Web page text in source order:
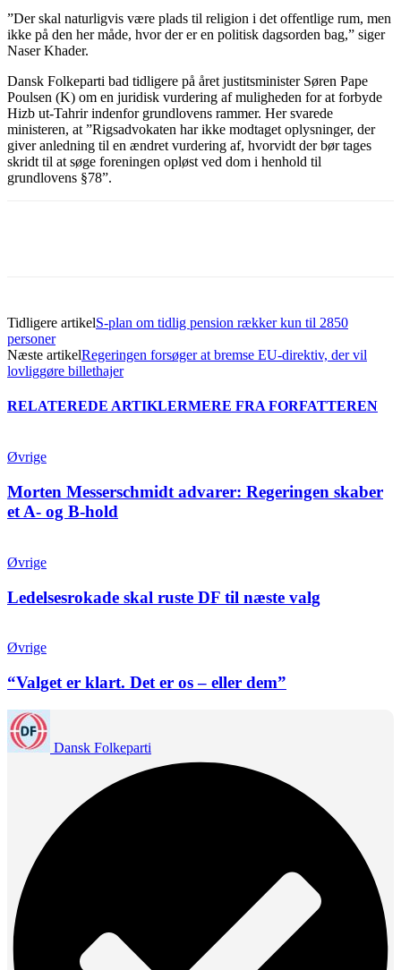
”Der skal naturligvis være plads til religion i det offentlige rum, men
ikke på den her måde, hvor der er en politisk dagsorden bag,” siger
Naser Khader.
Dansk Folkeparti bad tidligere på året justitsminister Søren Pape
Poulsen (K) om en juridisk vurdering af muligheden for at forbyde
Hizb ut-Tahrir indenfor grundlovens rammer. Her svarede
ministeren, at ”Rigsadvokaten har ikke modtaget oplysninger, der
giver anledning til en ændret vurdering af, hvorvidt der bør tages
skridt til at søge foreningen opløst ved dom i henhold til
grundlovens §78”.
Tidligere artikelS-plan om tidlig pension rækker kun til 2850
personer
Næste artikelRegeringen forsøger at bremse EU-direktiv, der vil
lovliggøre billethajer
RELATEREDE ARTIKLERMERE FRA FORFATTEREN
Øvrige
Morten Messerschmidt advarer: Regeringen skaber
et A- og B-hold
Øvrige
Ledelsesrokade skal ruste DF til næste valg
Øvrige
“Valget er klart. Det er os – eller dem”
Dansk Folkeparti